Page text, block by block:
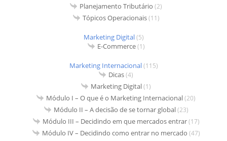
Planejamento Tributário (2)
Tópicos Operacionais(11)
Marketing Digital(5)
E-Commerce(1)
Marketing Internacional(115)
Dicas(4)
Marketing Digital(1)
Módulo I – O que é o Marketing Internacional(20)
Módulo II – A decisão de se tornar global(23)
Módulo III – Decidindo em que mercados entrar(17)
Módulo IV – Decidindo como entrar no mercado (47)